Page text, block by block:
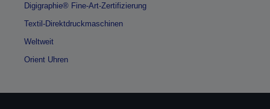
Digigraphie® Fine-Art-Zertifizierung
Textil-Direktdruckmaschinen
Weltweit
Orient Uhren